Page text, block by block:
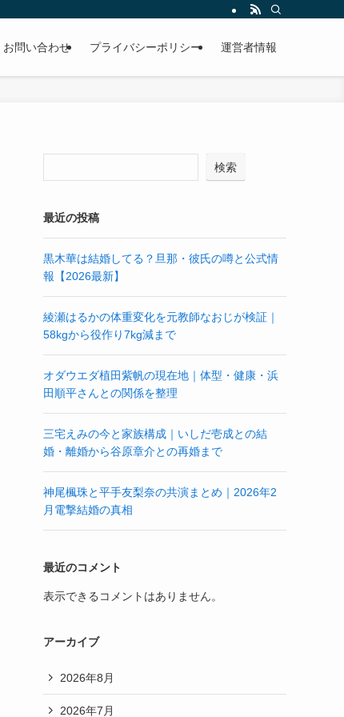
お問い合わせ プライバシーポリシー 運営者情報
検索
最近の投稿
黒木華は結婚してる？旦那・彼氏の噂と公式情
報【2026最新】
綾瀬はるかの体重変化を元教師なおじが検証｜
58kgから役作り7kg減まで
オダウエダ植田紫帆の現在地｜体型・健康・浜
田順平さんとの関係を整理
三宅えみの今と家族構成｜いしだ壱成との結
婚・離婚から谷原章介との再婚まで
神尾楓珠と平手友梨奈の共演まとめ｜2026年2
月電撃結婚の真相
最近のコメント
表示できるコメントはありません。
アーカイブ
2026年8月
2026年7月